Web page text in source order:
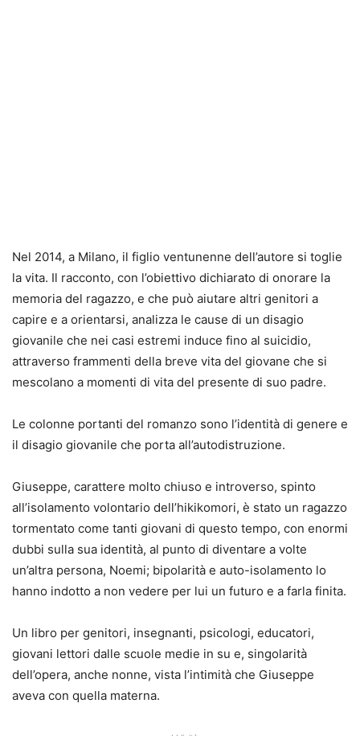
Nel 2014, a Milano, il figlio ventunenne dell’autore si toglie
la vita. Il racconto, con l’obiettivo dichiarato di onorare la
memoria del ragazzo, e che può aiutare altri genitori a
capire e a orientarsi, analizza le cause di un disagio
giovanile che nei casi estremi induce fino al suicidio,
attraverso frammenti della breve vita del giovane che si
mescolano a momenti di vita del presente di suo padre.
Le colonne portanti del romanzo sono l’identità di genere e
il disagio giovanile che porta all’autodistruzione.
Giuseppe, carattere molto chiuso e introverso, spinto
all’isolamento volontario dell’hikikomori, è stato un ragazzo
tormentato come tanti giovani di questo tempo, con enormi
dubbi sulla sua identità, al punto di diventare a volte
un’altra persona, Noemi; bipolarità e auto-isolamento lo
hanno indotto a non vedere per lui un futuro e a farla finita.
Un libro per genitori, insegnanti, psicologi, educatori,
giovani lettori dalle scuole medie in su e, singolarità
dell’opera, anche nonne, vista l’intimità che Giuseppe
aveva con quella materna.